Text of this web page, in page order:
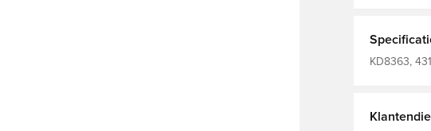
een strakke
logo en
extra
wedstrijd
KD8363,